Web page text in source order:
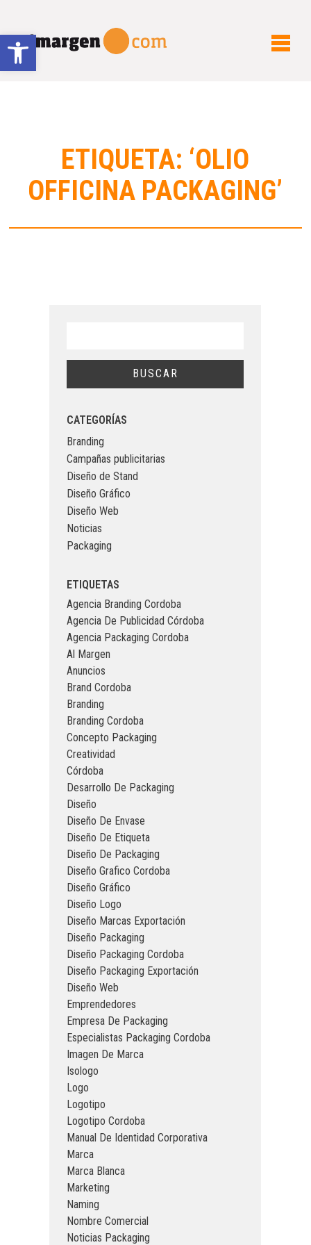
Abrir barra de herramientas
ETIQUETA: ‘OLIO
OFFICINA PACKAGING’
CATEGORÍAS
Branding
Campañas publicitarias
Diseño de Stand
Diseño Gráfico
Diseño Web
Noticias
Packaging
ETIQUETAS
Agencia Branding Cordoba
Agencia De Publicidad Córdoba
Agencia Packaging Cordoba
Al Margen
Anuncios
Brand Cordoba
Branding
Branding Cordoba
Concepto Packaging
Creatividad
Córdoba
Desarrollo De Packaging
Diseño
Diseño De Envase
Diseño De Etiqueta
Diseño De Packaging
Diseño Grafico Cordoba
Diseño Gráfico
Diseño Logo
Diseño Marcas Exportación
Diseño Packaging
Diseño Packaging Cordoba
Diseño Packaging Exportación
Diseño Web
Emprendedores
Empresa De Packaging
Especialistas Packaging Cordoba
Imagen De Marca
Isologo
Logo
Logotipo
Logotipo Cordoba
Manual De Identidad Corporativa
Marca
Marca Blanca
Marketing
Naming
Nombre Comercial
Noticias Packaging